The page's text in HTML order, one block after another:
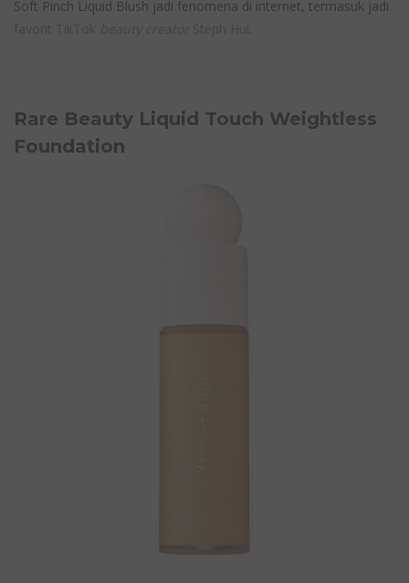
Soft Pinch Liquid Blush jadi fenomena di internet, termasuk jadi
favorit TikTok beauty creator Steph Hui.
Rare Beauty Liquid Touch Weightless
Foundation